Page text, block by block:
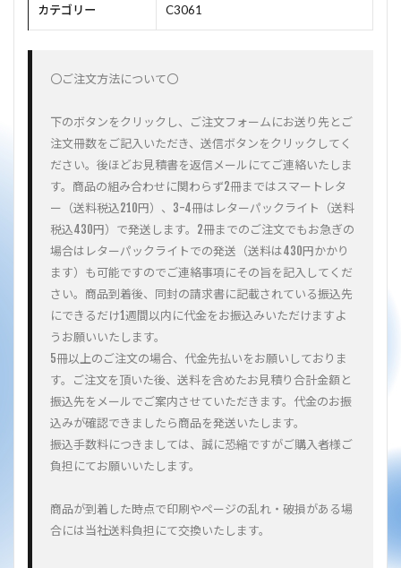
カテゴリー C3061
〇ご注文方法について〇
下のボタンをクリックし、ご注文フォームにお送り先とご
注文冊数をご記入いただき、送信ボタンをクリックしてく
ださい。後ほどお見積書を返信メールにてご連絡いたしま
す。商品の組み合わせに関わらず2冊まではスマートレタ
ー（送料税込210円）、3-4冊はレターパックライト（送料
税込430円）で発送します。2冊までのご注文でもお急ぎの
場合はレターパックライトでの発送（送料は430円かかり
ます）も可能ですのでご連絡事項にその旨を記入してくだ
さい。商品到着後、同封の請求書に記載されている振込先
にできるだけ1週間以内に代金をお振込みいただけますよ
うお願いいたします。
5冊以上のご注文の場合、代金先払いをお願いしておりま
す。ご注文を頂いた後、送料を含めたお見積り合計金額と
振込先をメールでご案内させていただきます。代金のお振
込みが確認できましたら商品を発送いたします。
振込手数料につきましては、誠に恐縮ですがご購入者様ご
負担にてお願いいたします。
商品が到着した時点で印刷やページの乱れ・破損がある場
合には当社送料負担にて交換いたします。